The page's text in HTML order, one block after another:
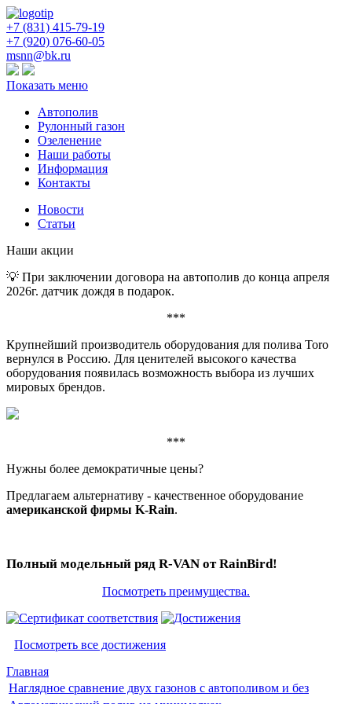
+7 (831) 415-79-19
+7 (920) 076-60-05
msnn@bk.ru
Показать меню
Автополив
Рулонный газон
Озеленение
Наши работы
Информация
Контакты
Новости
Статьи
Наши акции
💡 При заключении договора на автополив до конца апреля
2026г. датчик дождя в подарок.
***
Крупнейший производитель оборудования для полива Toro
вернулся в Россию. Для ценителей высокого качества
оборудования появилась возможность выбора из лучших
мировых брендов.
***
Нужны более демократичные цены?
Предлагаем альтернативу - качественное оборудование
американской фирмы K-Rain.
Полный модельный ряд R-VAN от RainBird!
Посмотреть преимущества.
Посмотреть все достижения
Главная
Наглядное сравнение двух газонов с автополивом и без